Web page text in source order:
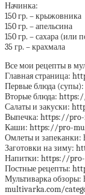
Начинка:
150 гр. – крыжовника
150 гр. – апельсина
150 гр. – сахара (или
35 гр. – крахмала
Все мои рецепты в
Главная страница:
Первые блюда
Вторые блюда:
Салаты и закуски:
Выпечка: https://
Каши: https://pro-
Омлеты и
Заготовки на зиму:
Напитки: https://
Постные рецепты:
Мультиварка
multivarka.com/